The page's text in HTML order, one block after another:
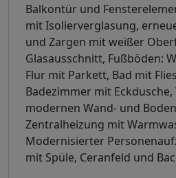
Balkontür und
mit Isolierverglasung,
und Zargen mit weißer
Glasausschnitt, Fußböden:
Flur mit Parkett, Bad mit
Badezimmer mit Eckdusche,
modernen Wand- und
Zentralheizung mit
Modernisierter
mit Spüle, Ceranfeld und